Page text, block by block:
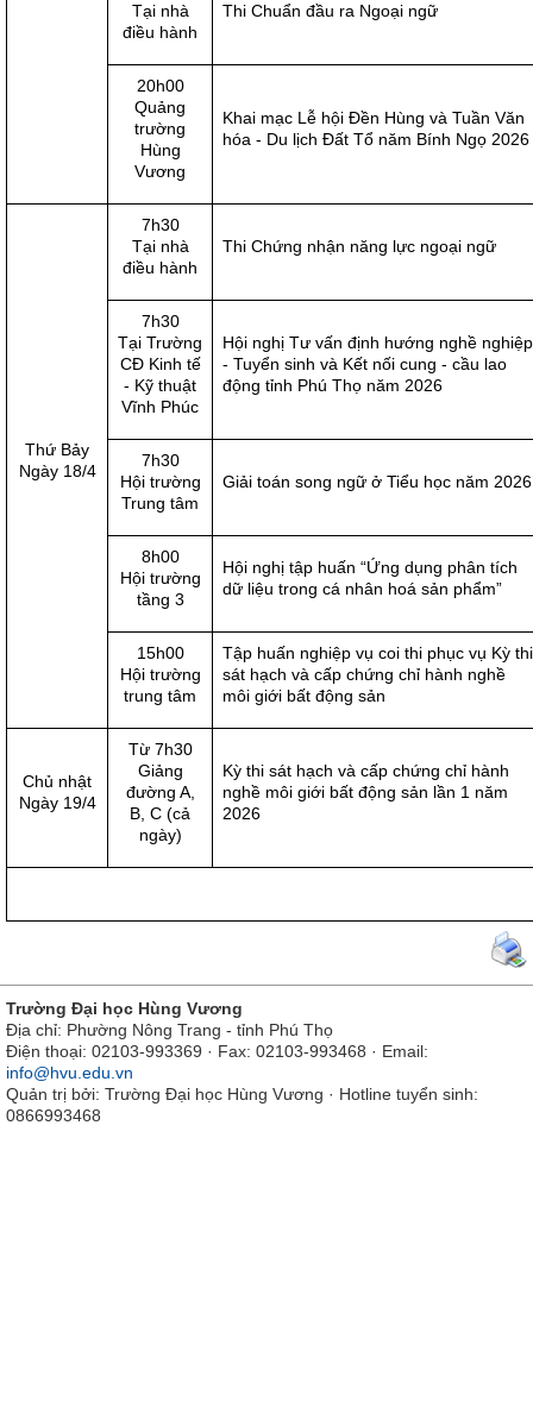
Tại nhà
điều hành
Thi Chuẩn đầu ra Ngoại ngữ
20h00
Quảng
trường
Hùng
Vương
Khai mạc Lễ hội Đền Hùng và Tuần Văn
hóa - Du lịch Đất Tổ năm Bính Ngọ 2026
Thứ Bảy
Ngày 18/4
7h30
Tại nhà
điều hành
Thi Chứng nhận năng lực ngoại ngữ
7h30
Tại Trường
CĐ Kinh tế
- Kỹ thuật
Vĩnh Phúc
Hội nghị Tư vấn định hướng nghề nghiệp
- Tuyển sinh và Kết nối cung - cầu lao
động tỉnh Phú Thọ năm 2026
7h30
Hội trường
Trung tâm
Giải toán song ngữ ở Tiểu học năm 2026
8h00
Hội trường
tầng 3
Hội nghị tập huấn “Ứng dụng phân tích
dữ liệu trong cá nhân hoá sản phẩm”
15h00
Hội trường
trung tâm
Tập huấn nghiệp vụ coi thi phục vụ Kỳ thi
sát hạch và cấp chứng chỉ hành nghề
môi giới bất động sản
Chủ nhật
Ngày 19/4
Từ 7h30
Giảng
đường A,
B, C (cả
ngày)
Kỳ thi sát hạch và cấp chứng chỉ hành
nghề môi giới bất động sản lần 1 năm
2026
Trường Đại học Hùng Vương
Địa chỉ: Phường Nông Trang - tỉnh Phú Thọ
Điện thoại: 02103-993369 · Fax: 02103-993468 · Email:
info@hvu.edu.vn
Quản trị bởi: Trường Đại học Hùng Vương · Hotline tuyển sinh:
0866993468